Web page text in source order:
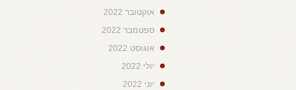
אוקטובר 2022
ספטמבר 2022
אוגוסט 2022
יולי 2022
יוני 2022